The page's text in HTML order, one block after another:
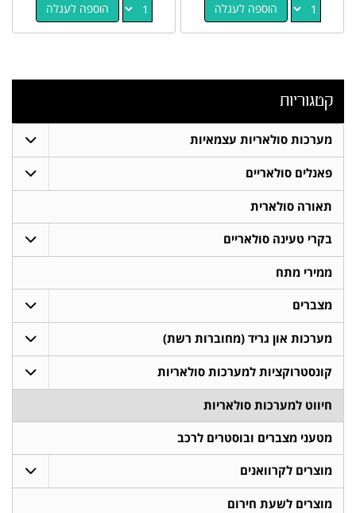
הוספה לעגלה הוספה לעגלה
קטגוריות
מערכות סולאריות עצמאיות
פאנלים סולאריים
תאורה סולארית
בקרי טעינה סולאריים
ממירי מתח
מצברים
מערכות און גריד (מחוברות רשת)
קונסטרוקציות למערכות סולאריות
חיווט למערכות סולאריות
מטעני מצברים ובוסטרים לרכב
מוצרים לקרוואנים
מוצרים לשעת חירום